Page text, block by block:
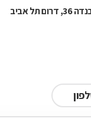
דרום תל אביב